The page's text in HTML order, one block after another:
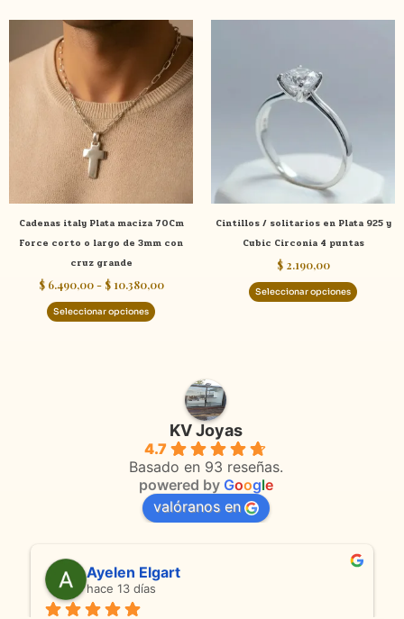
Cadenas italy Plata maciza 70Cm
Force corto o largo de 3mm con
cruz grande
$6.490,00 - $10.380,00
Rango
precios:
desde
$ 6.490,00
hasta
$ 10.380,00
Seleccionar opciones
Este
producto
tiene
múltiples
variantes.
Las
opciones
se
elegir
en
la
de
producto
Cintillos / solitarios en Plata 925 y
Cubic Circonia 4 puntas
$2.190,00
Seleccionar opciones
se
elegir
en
la
de
KV Joyas
4.7
Basado en 93 reseñas.
powered by Google
valóranos en